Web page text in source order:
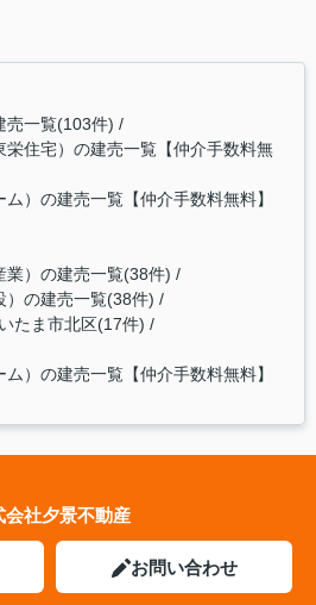
売一覧(103件)
栄住宅）の建売一覧【仲介手数料無
）の建売一覧【仲介手数料無料】
業）の建売一覧(38件)
）の建売一覧(38件)
たま市北区(17件)
）の建売一覧【仲介手数料無料】
会社夕景不動産
お問い合わせ